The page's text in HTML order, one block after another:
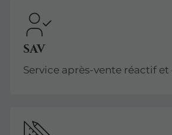
SAV
Service après-vente réactif et